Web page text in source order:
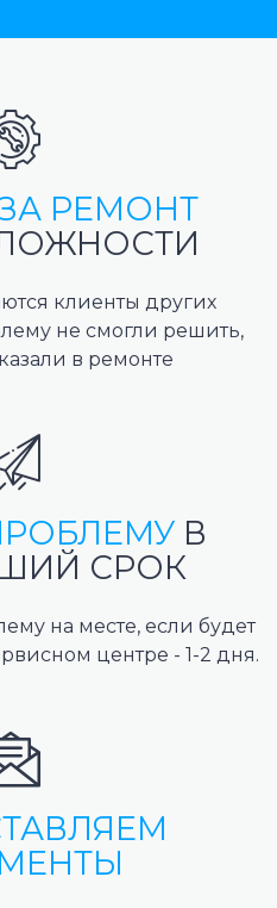
РЕМОНТ
клиенты других
не смогли решить,
в ремонте
В
СРОК
на месте, если будет
центре - 1-2 дня.